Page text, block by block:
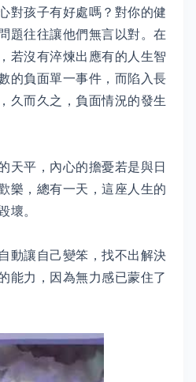
對孩子有好處嗎？對你的健
題往往讓他們無言以對。在
若沒有淬煉出應有的人生智
的負面單一事件，而陷入長
久而久之，負面情況的發生
天平，內心的擔憂若是與日
樂，總有一天，這座人生的
壞。
動讓自己變笨，找不出解決
能力，因為無力感已蒙住了